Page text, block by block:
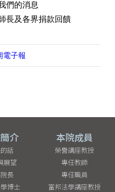
們的消息
長及各界捐款回饋
電子報
介
話
展望
長
博士
本院成員
榮譽講座教授
專任教師
專任職員
富邦法學講座教授